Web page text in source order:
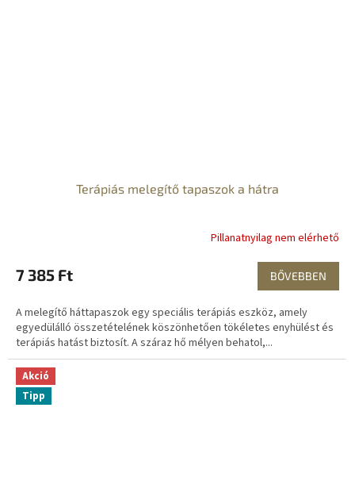
Terápiás melegítő tapaszok a hátra
Pillanatnyilag nem elérhető
7 385 Ft BŐVEBBEN
A melegítő háttapaszok egy speciális terápiás eszköz, amely
egyedülálló összetételének köszönhetően tökéletes enyhülést és
terápiás hatást biztosít. A száraz hő mélyen behatol,...
Akció
Tipp